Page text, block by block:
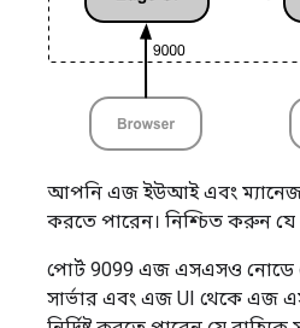
আপনি এজ ইউআই এবং
করতে পারেন। নিশ্চিত করুন যে
পোর্ট 9099 এজ এসএসও নোডে
সার্ভার এবং এজ UI থেকে এজ